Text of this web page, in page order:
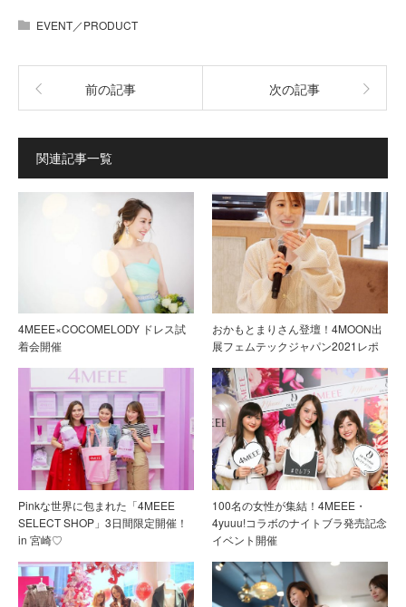
EVENT／PRODUCT
前の記事 次の記事
関連記事一覧
4MEEE×COCOMELODY ドレス試
着会開催
おかもとまりさん登壇！4MOON出
展フェムテックジャパン2021レポ
Pinkな世界に包まれた「4MEEE
SELECT SHOP」3日間限定開催！
in 宮崎♡
100名の女性が集結！4MEEE・
4yuuu!コラボのナイトブラ発売記念
イベント開催